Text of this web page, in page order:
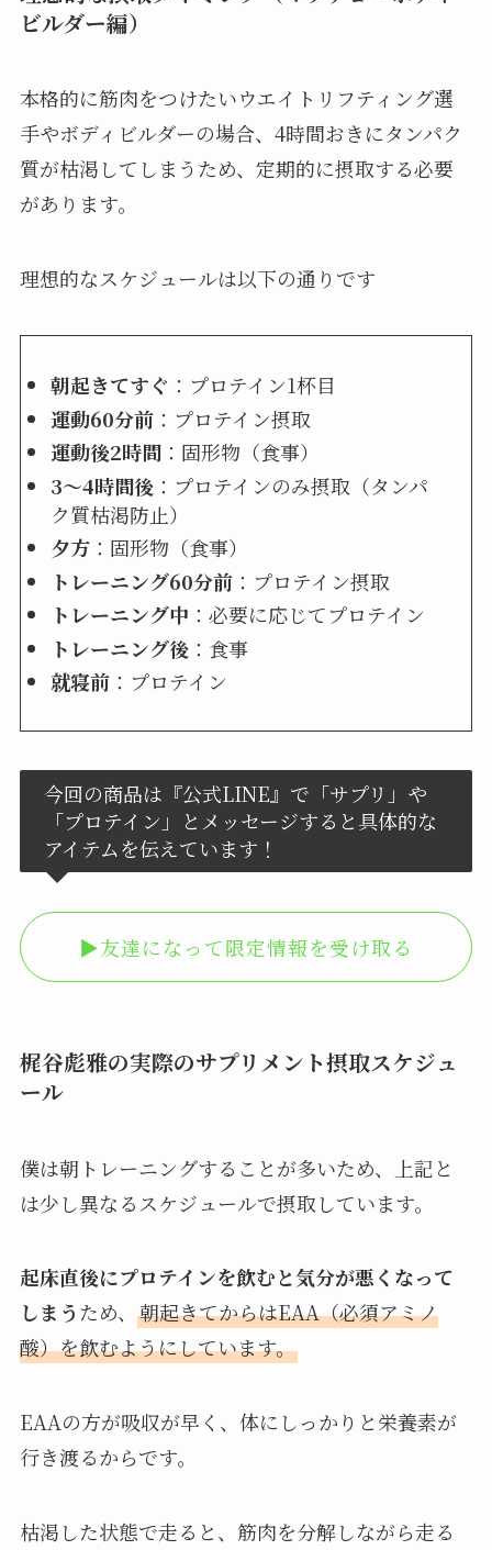
ビルダー編）
本格的に筋肉をつけたいウエイトリフティング選
手やボディビルダーの場合、4時間おきにタンパク
質が枯渇してしまうため、定期的に摂取する必要
があります。
理想的なスケジュールは以下の通りです
朝起きてすぐ ：プロテイン1杯目
運動60分前：プロテイン摂取
運動後2時間：固形物（食事）
3〜4時間後 ：プロテインのみ摂取（タンパ
ク質枯渇防止）
夕方：固形物（食事）
トレーニング60分前：プロテイン摂取
トレーニング中 ：必要に応じてプロテイン
トレーニング後 ：食事
就寝前：プロテイン
今回の商品は『公式LINE』で「サプリ」や
「プロテイン」とメッセージすると具体的な
アイテムを伝えています！
▶︎友達になって限定情報を受け取る
梶谷彪雅の実際のサプリメント摂取スケジュ
ール
僕は朝トレーニングすることが多いため、上記と
は少し異なるスケジュールで摂取しています。
起床直後にプロテインを飲むと気分が悪くなって
しまうため、 朝起きてからはEAA（必須アミノ
酸）を飲むようにしています。
EAAの方が吸収が早く、体にしっかりと栄養素が
行き渡るからです。
枯渇した状態で走ると、筋肉を分解しながら走る